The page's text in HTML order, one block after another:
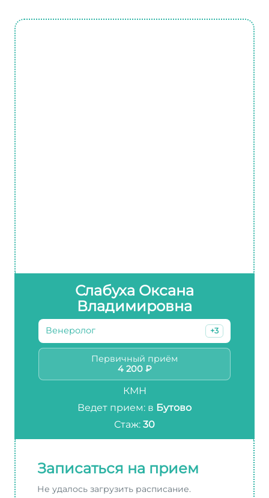
Слабуха Оксана
Владимировна
Венеролог +3
Первичный приём
4 200 ₽
КМН
Ведет прием: в Бутово
Стаж: 30
Записаться на прием
Не удалось загрузить расписание.